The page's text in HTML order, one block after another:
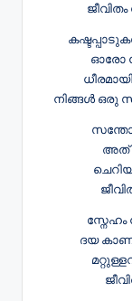
ഓരോ
നിങ്ങൾ ഒരു
അത്
സ്നേഹം
ദയ